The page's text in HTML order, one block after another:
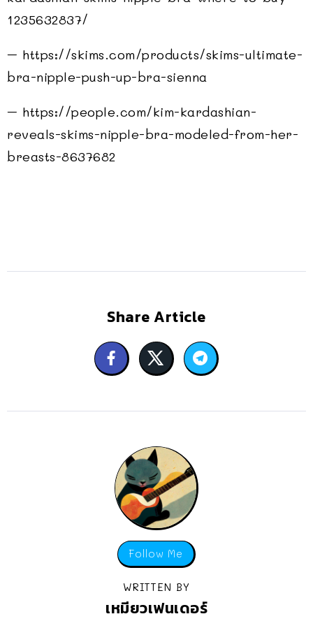
1235632837/
– https://skims.com/products/skims-ultimate-
bra-nipple-push-up-bra-sienna
– https://people.com/kim-kardashian-
reveals-skims-nipple-bra-modeled-from-her-
breasts-8637682
Share Article
Follow Me
WRITTEN BY
เหมียวเฟนเดอร์